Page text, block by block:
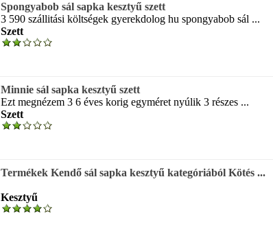
Spongyabob sál sapka kesztyű szett
3 590 szállitási költségek gyerekdolog hu spongyabob sál ...
Szett
Minnie sál sapka kesztyű szett
Ezt megnézem 3 6 éves korig egyméret nyúlik 3 részes ...
Szett
Termékek Kendő sál sapka kesztyű kategóriából Kötés ...
Kesztyű